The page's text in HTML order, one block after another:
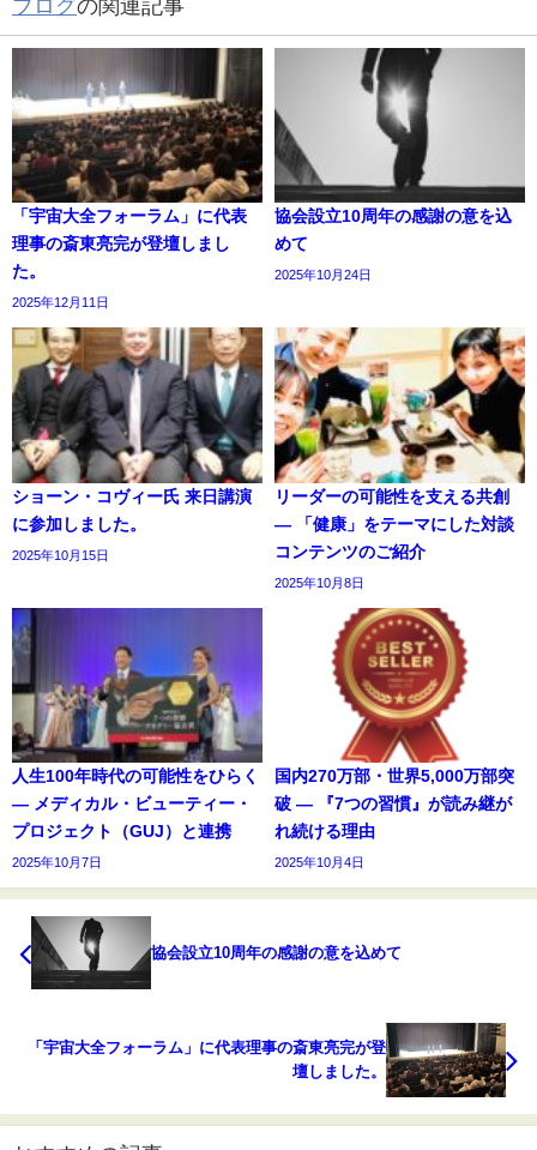
ブログの関連記事
「宇宙大全フォーラム」に代表
理事の斎東亮完が登壇しまし
た。
2025年12月11日
協会設立10周年の感謝の意を込
めて
2025年10月24日
ショーン・コヴィー氏 来日講演
に参加しました。
2025年10月15日
リーダーの可能性を支える共創
― 「健康」をテーマにした対談
コンテンツのご紹介
2025年10月8日
人生100年時代の可能性をひらく
― メディカル・ビューティー・
プロジェクト（GUJ）と連携
2025年10月7日
国内270万部・世界5,000万部突
破 ― 『7つの習慣』が読み継が
れ続ける理由
2025年10月4日
協会設立10周年の感謝の意を込めて
「宇宙大全フォーラム」に代表理事の斎東亮完が登
壇しました。